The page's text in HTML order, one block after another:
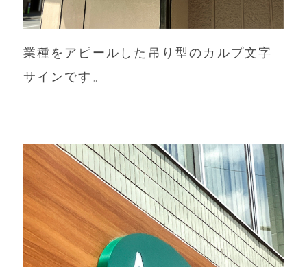
業種をアピールした吊り型のカルプ文字
サインです。